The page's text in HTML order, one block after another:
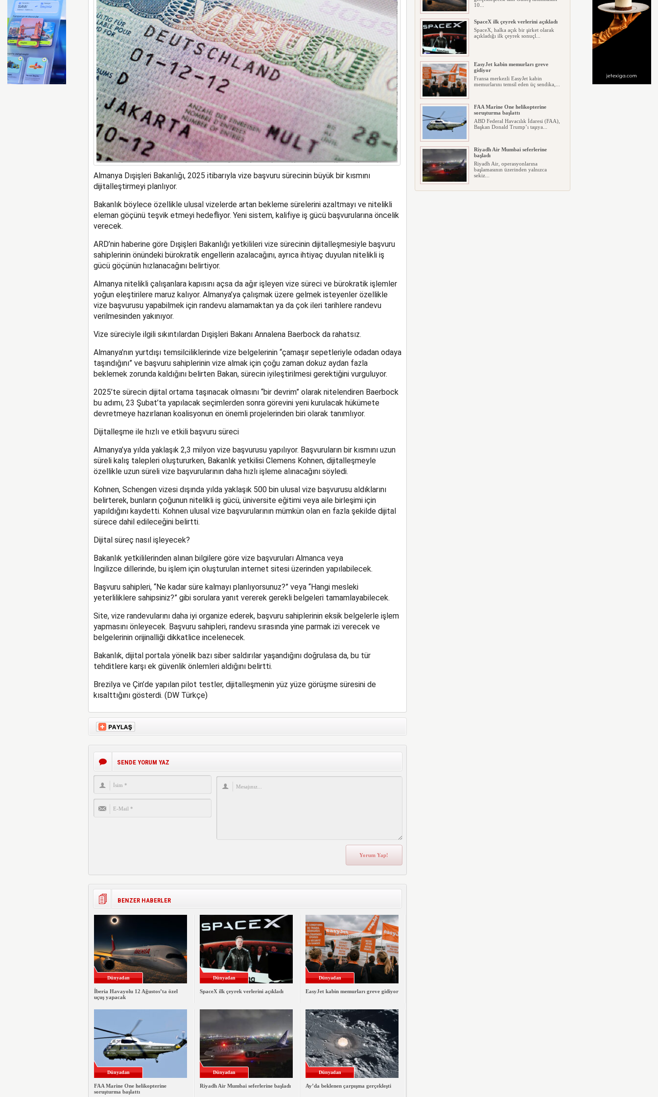
İtalya, İspanyol’lara pasaport uygulaması başlattı
Almanya Dışişleri Bakanlığı, 2025 itibarıyla vize başvuru sürecinin büyük bir kısmını
dijitalleştirmeyi planlıyor.
Bakanlık böylece özellikle ulusal vizelerde artan bekleme sürelerini azaltmayı ve nitelikli
eleman göçünü teşvik etmeyi hedefliyor. Yeni sistem, kalifiye iş gücü başvurularına öncelik
verecek.
ARD’nin haberine göre Dışişleri Bakanlığı yetkilileri vize sürecinin dijitalleşmesiyle başvuru
sahiplerinin önündeki bürokratik engellerin azalacağını, ayrıca ihtiyaç duyulan nitelikli iş
gücü göçünün hızlanacağını belirtiyor.
Almanya nitelikli çalışanlara kapısını açsa da ağır işleyen vize süreci ve bürokratik işlemler
yoğun eleştirilere maruz kalıyor. Almanya’ya çalışmak üzere gelmek isteyenler özellikle
vize başvurusu yapabilmek için randevu alamamaktan ya da çok ileri tarihlere randevu
verilmesinden yakınıyor.
Vize süreciyle ilgili sıkıntılardan Dışişleri Bakanı Annalena Baerbock da rahatsız.
Almanya’nın yurtdışı temsilciliklerinde vize belgelerinin “çamaşır sepetleriyle odadan odaya
taşındığını” ve başvuru sahiplerinin vize almak için çoğu zaman dokuz aydan fazla
beklemek zorunda kaldığını belirten Bakan, sürecin iyileştirilmesi gerektiğini vurguluyor.
2025’te sürecin dijital ortama taşınacak olmasını “bir devrim” olarak nitelendiren Baerbock
bu adımı, 23 Şubat’ta yapılacak seçimlerden sonra görevini yeni kurulacak hükümete
devretmeye hazırlanan koalisyonun en önemli projelerinden biri olarak tanımlıyor.
Dijitalleşme ile hızlı ve etkili başvuru süreci
Almanya’ya yılda yaklaşık 2,3 milyon vize başvurusu yapılıyor. Başvuruların bir kısmını uzun
süreli kalış talepleri oluştururken, Bakanlık yetkilisi Clemens Kohnen, dijitalleşmeyle
özellikle uzun süreli vize başvurularının daha hızlı işleme alınacağını söyledi.
Kohnen, Schengen vizesi dışında yılda yaklaşık 500 bin ulusal vize başvurusu aldıklarını
belirterek, bunların çoğunun nitelikli iş gücü, üniversite eğitimi veya aile birleşimi için
yapıldığını kaydetti. Kohnen ulusal vize başvurularının mümkün olan en fazla şekilde dijital
sürece dahil edileceğini belirtti.
Dijital süreç nasıl işleyecek?
Bakanlık yetkililerinden alınan bilgilere göre vize başvuruları Almanca veya
İngilizce dillerinde, bu işlem için oluşturulan internet sitesi üzerinden yapılabilecek.
Başvuru sahipleri, “Ne kadar süre kalmayı planlıyorsunuz?” veya “Hangi mesleki
yeterliliklere sahipsiniz?” gibi sorulara yanıt vererek gerekli belgeleri tamamlayabilecek.
Site, vize randevularını daha iyi organize ederek, başvuru sahiplerinin eksik belgelerle işlem
yapmasını önleyecek. Başvuru sahipleri, randevu sırasında yine parmak izi verecek ve
belgelerinin orijinalliği dikkatlice incelenecek.
Bakanlık, dijital portala yönelik bazı siber saldırılar yaşandığını doğrulasa da, bu tür
tehditlere karşı ek güvenlik önlemleri aldığını belirtti.
Brezilya ve Çin’de yapılan pilot testler, dijitalleşmenin yüz yüze görüşme süresini de
kısalttığını gösterdi. (DW Türkçe)
SENDE YORUM YAZ
BENZER HABERLER
Dünyadan
İberia Havayolu 12 Ağustos’ta özel
uçuş yapacak
Dünyadan
SpaceX ilk çeyrek verlerini açıkladı
Dünyadan
EasyJet kabin memurları greve gidiyor
Dünyadan
FAA Marine One helikopterine
soruşturma başlattı
Dünyadan
Riyadh Air Mumbai seferlerine başladı
Dünyadan
Ay’da beklenen çarpışma gerçekleşti
10...
SpaceX ilk çeyrek verlerini açıkladı
SpaceX, halka açık bir şirket olarak
açıkladığı ilk çeyrek sonuçl...
EasyJet kabin memurları greve
gidiyor
Fransa merkezli EasyJet kabin
memurlarını temsil eden üç sendika,...
FAA Marine One helikopterine
soruşturma başlattı
ABD Federal Havacılık İdaresi (FAA),
Başkan Donald Trump’ı taşıya...
Riyadh Air Mumbai seferlerine
başladı
Riyadh Air, operasyonlarına
başlamasının üzerinden yalnızca
sekiz...
Ay’da beklenen çarpışma gerçekleşti